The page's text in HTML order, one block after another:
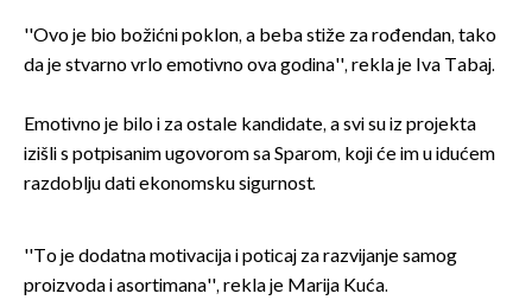
''Ovo je bio božićni poklon, a beba stiže za rođendan, tako
da je stvarno vrlo emotivno ova godina'', rekla je Iva Tabaj.
Emotivno je bilo i za ostale kandidate, a svi su iz projekta
izišli s potpisanim ugovorom sa Sparom, koji će im u idućem
razdoblju dati ekonomsku sigurnost.
''To je dodatna motivacija i poticaj za razvijanje samog
proizvoda i asortimana'', rekla je Marija Kuća.